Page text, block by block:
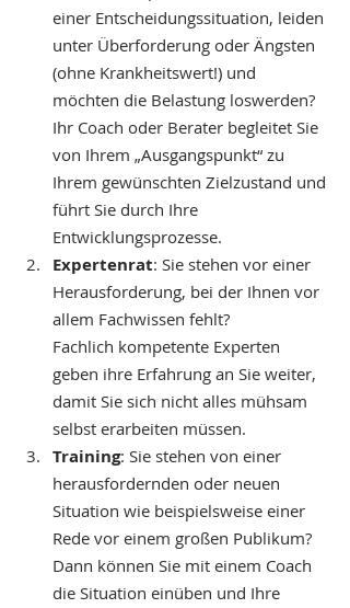
einer Entscheidungssituation, leiden
unter Überforderung oder Ängsten
(ohne Krankheitswert!) und
möchten die Belastung loswerden?
Ihr Coach oder Berater begleitet Sie
von Ihrem „Ausgangspunkt“ zu
Ihrem gewünschten Zielzustand und
führt Sie durch Ihre
Entwicklungsprozesse.
Expertenrat: Sie stehen vor einer
Herausforderung, bei der Ihnen vor
allem Fachwissen fehlt?
Fachlich kompetente Experten
geben ihre Erfahrung an Sie weiter,
damit Sie sich nicht alles mühsam
selbst erarbeiten müssen.
Training: Sie stehen von einer
herausfordernden oder neuen
Situation wie beispielsweise einer
Rede vor einem großen Publikum?
Dann können Sie mit einem Coach
die Situation einüben und Ihre